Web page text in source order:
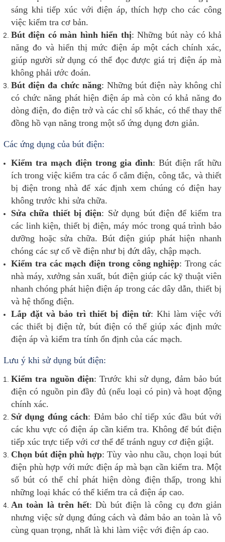
sáng khi tiếp xúc với điện áp, thích hợp cho các công
việc kiểm tra cơ bản.
Bút điện có màn hình hiển thị: Những bút này có khả
năng đo và hiển thị mức điện áp một cách chính xác,
giúp người sử dụng có thể đọc được giá trị điện áp mà
không phải ước đoán.
Bút điện đa chức năng: Những bút điện này không chỉ
có chức năng phát hiện điện áp mà còn có khả năng đo
dòng điện, đo điện trở và các chỉ số khác, có thể thay thế
đồng hồ vạn năng trong một số ứng dụng đơn giản.
Các ứng dụng của bút điện:
Kiểm tra mạch điện trong gia đình: Bút điện rất hữu
ích trong việc kiểm tra các ổ cắm điện, công tắc, và thiết
bị điện trong nhà để xác định xem chúng có điện hay
không trước khi sửa chữa.
Sửa chữa thiết bị điện: Sử dụng bút điện để kiểm tra
các linh kiện, thiết bị điện, máy móc trong quá trình bảo
dưỡng hoặc sửa chữa. Bút điện giúp phát hiện nhanh
chóng các sự cố về điện như bị đứt dây, chập mạch.
Kiểm tra các mạch điện trong công nghiệp: Trong các
nhà máy, xưởng sản xuất, bút điện giúp các kỹ thuật viên
nhanh chóng phát hiện điện áp trong các dây dẫn, thiết bị
và hệ thống điện.
Lắp đặt và bảo trì thiết bị điện tử: Khi làm việc với
các thiết bị điện tử, bút điện có thể giúp xác định mức
điện áp và kiểm tra tính ổn định của các mạch.
Lưu ý khi sử dụng bút điện:
Kiểm tra nguồn điện: Trước khi sử dụng, đảm bảo bút
điện có nguồn pin đầy đủ (nếu loại có pin) và hoạt động
chính xác.
Sử dụng đúng cách: Đảm bảo chỉ tiếp xúc đầu bút với
các khu vực có điện áp cần kiểm tra. Không để bút điện
tiếp xúc trực tiếp với cơ thể để tránh nguy cơ điện giật.
Chọn bút điện phù hợp: Tùy vào nhu cầu, chọn loại bút
điện phù hợp với mức điện áp mà bạn cần kiểm tra. Một
số bút có thể chỉ phát hiện dòng điện thấp, trong khi
những loại khác có thể kiểm tra cả điện áp cao.
An toàn là trên hết: Dù bút điện là công cụ đơn giản
nhưng việc sử dụng đúng cách và đảm bảo an toàn là vô
cùng quan trọng, nhất là khi làm việc với điện áp cao.